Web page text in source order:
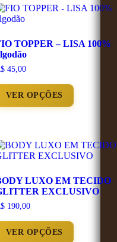
TOPPER – LISA 100%
45,00
VER OPÇÕES
LUXO EM TECIDO
EXCLUSIVO
190,00
VER OPÇÕES